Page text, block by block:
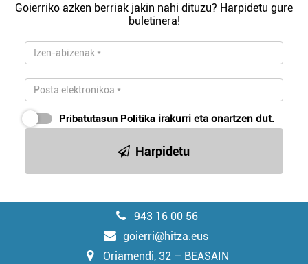
Goierriko azken berriak jakin nahi dituzu? Harpidetu gure
buletinera!
Pribatutasun Politika irakurri eta onartzen dut.
Harpidetu
943 16 00 56
goierri@hitza.eus
Oriamendi, 32 – BEASAIN